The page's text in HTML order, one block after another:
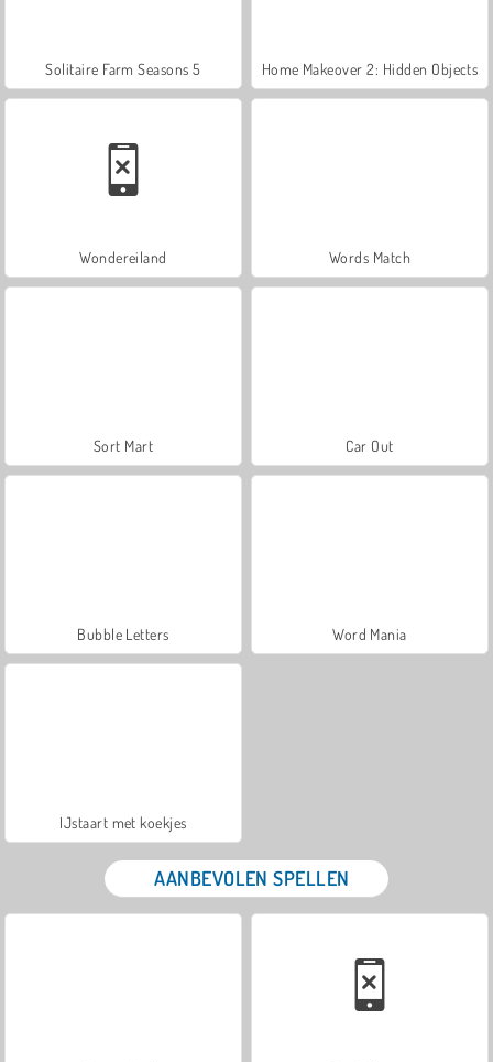
Solitaire Farm Seasons 5 Home Makeover 2: Hidden Objects
Wondereiland Words Match
Sort Mart Car Out
Bubble Letters Word Mania
IJstaart met koekjes
AANBEVOLEN SPELLEN